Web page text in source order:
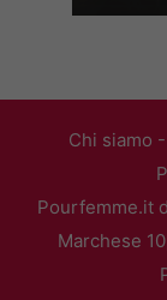
Chi siamo -
Pourfemme.it
Marchese